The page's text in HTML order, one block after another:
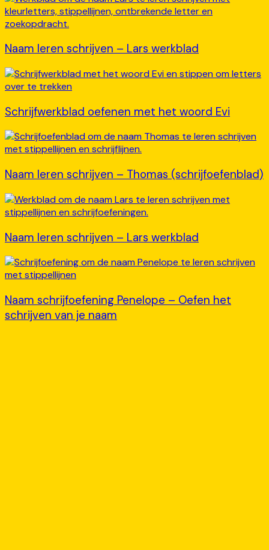
Naam leren schrijven – Lars werkblad
Schrijfwerkblad oefenen met het woord Evi
Naam leren schrijven – Thomas (schrijfoefenblad)
Naam leren schrijven – Lars werkblad
Naam schrijfoefening Penelope – Oefen het
schrijven van je naam